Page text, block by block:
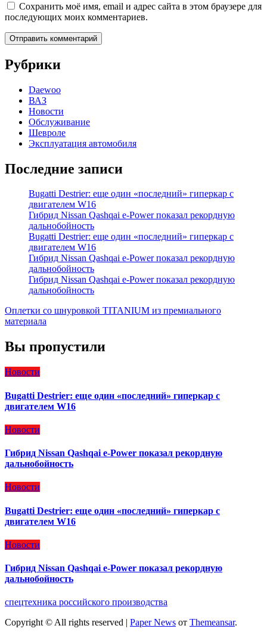
Сохранить моё имя, email и адрес сайта в этом браузере для
последующих моих комментариев.
Рубрики
Daewoo
ВАЗ
Новости
Обслуживание
Шевроле
Эксплуатация автомобиля
Последние записи
Bugatti Destrier: еще один «последний» гиперкар с
двигателем W16
Гибрид Nissan Qashqai e-Power показал рекордную
дальнобойность
Bugatti Destrier: еще один «последний» гиперкар с
двигателем W16
Гибрид Nissan Qashqai e-Power показал рекордную
дальнобойность
Гибрид Nissan Qashqai e-Power показал рекордную
дальнобойность
Оплетки со шнуровкой TITANIUM из премиального
материала
Вы пропустили
Новости
Bugatti Destrier: еще один «последний» гиперкар с
двигателем W16
Новости
Гибрид Nissan Qashqai e-Power показал рекордную
дальнобойность
Новости
Bugatti Destrier: еще один «последний» гиперкар с
двигателем W16
Новости
Гибрид Nissan Qashqai e-Power показал рекордную
дальнобойность
спецтехника российского производства
Copyright © All rights reserved | Paper News от Themeansar.